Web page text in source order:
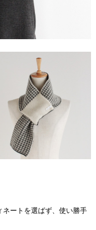
ネートを選ばず、使い勝手